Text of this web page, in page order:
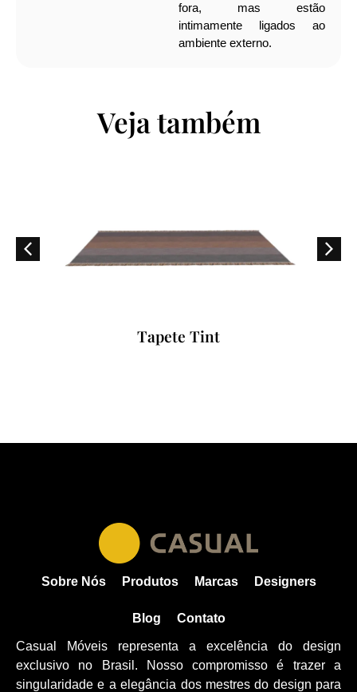
fora, mas estão
intimamente ligados ao
ambiente externo.
Veja também
Tapete Tint
Sobre Nós Produtos Marcas Designers
Blog Contato
Casual Móveis representa a excelência do design
exclusivo no Brasil. Nosso compromisso é trazer a
singularidade e a elegância dos mestres do design para